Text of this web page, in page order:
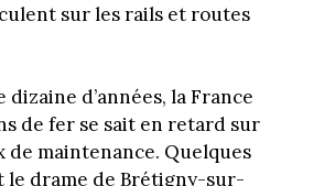
sur les rails et routes
dizaine d’années, la France
de fer se sait en retard sur
de maintenance. Quelques
le drame de Brétigny-sur-